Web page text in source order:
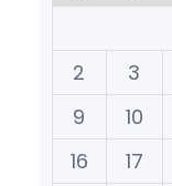
2
3
9
10
16
17